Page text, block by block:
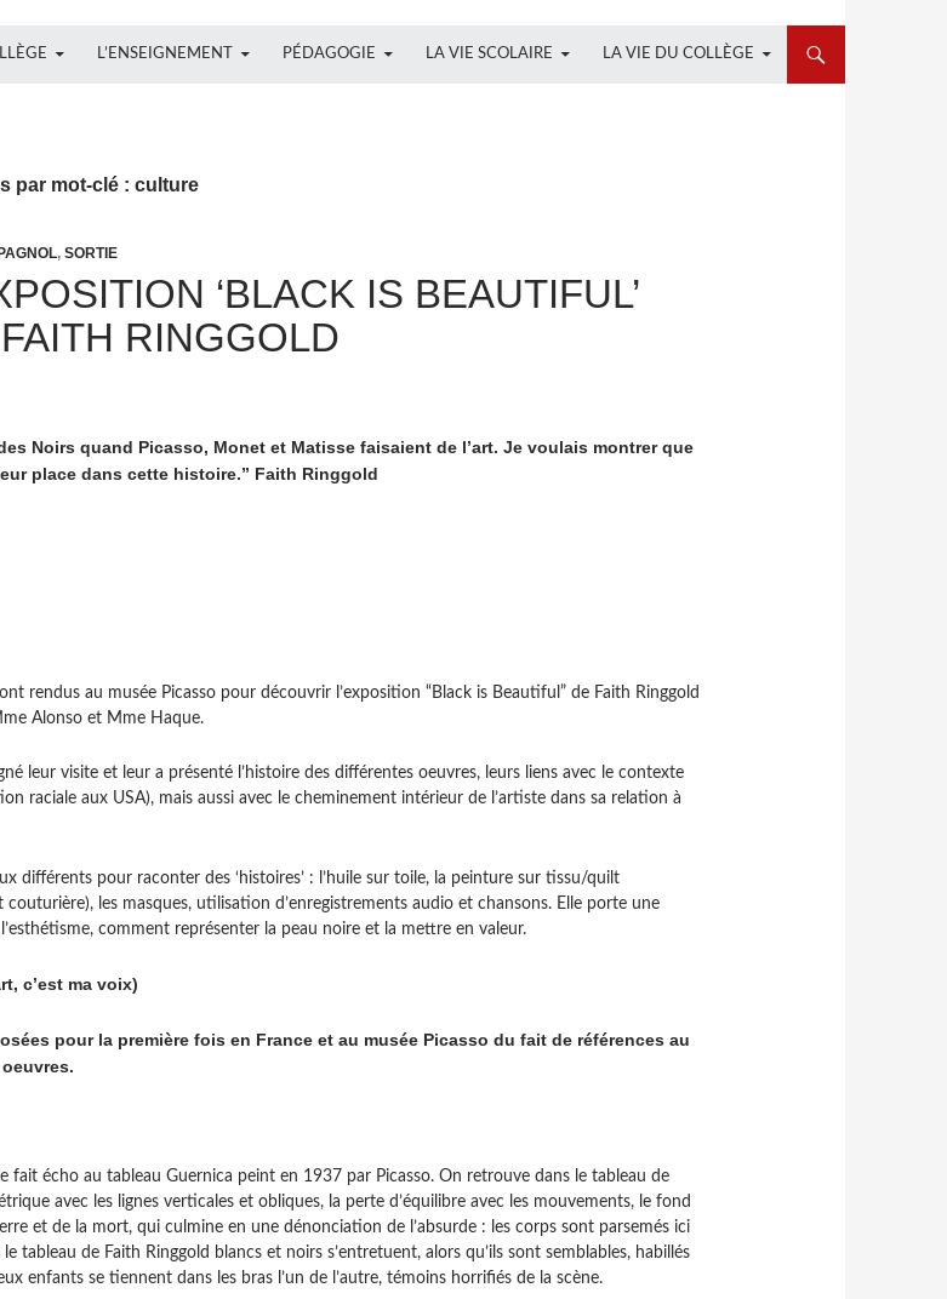
L’ENSEIGNEMENT PÉDAGOGIE LA VIE SCOLAIRE LA VIE DU COLLÈGE
par mot-clé : culture
, SORTIE
‘BLACK IS BEAUTIFUL’
RINGGOLD
Noirs quand Picasso, Monet et Matisse faisaient de l’art. Je voulais montrer que
place dans cette histoire.” Faith Ringgold
rendus au musée Picasso pour découvrir l’exposition “Black is Beautiful” de Faith Ringgold
Alonso et Mme Haque.
leur visite et leur a présenté l’histoire des différentes oeuvres, leurs liens avec le contexte
raciale aux USA), mais aussi avec le cheminement intérieur de l’artiste dans sa relation à
différents pour raconter des ‘histoires’ : l’huile sur toile, la peinture sur tissu/quilt
couturière), les masques, utilisation d’enregistrements audio et chansons. Elle porte une
comment représenter la peau noire et la mettre en valeur.
c’est ma voix)
pour la première fois en France et au musée Picasso du fait de références au
fait écho au tableau Guernica peint en 1937 par Picasso. On retrouve dans le tableau de
avec les lignes verticales et obliques, la perte d’équilibre avec les mouvements, le fond
et de la mort, qui culmine en une dénonciation de l’absurde : les corps sont parsemés ici
tableau de Faith Ringgold blancs et noirs s’entretuent, alors qu’ils sont semblables, habillés
enfants se tiennent dans les bras l’un de l’autre, témoins horrifiés de la scène.